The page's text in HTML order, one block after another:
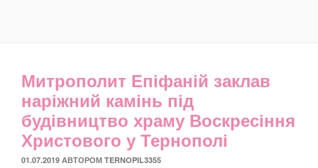
Митрополит Епіфаній заклав
наріжний камінь під
будівництво храму Воскресіння
Христового у Тернополі
ОПУБЛІКОВАНО
01.07.2019 АВТОРОМ TERNOPIL3355